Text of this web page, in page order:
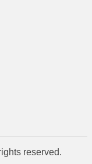
reserved.